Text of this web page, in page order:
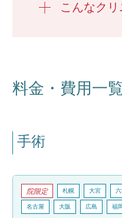
こんなクリ
料金・費用一
手術
院限定 札幌 大宮
名古屋 大阪 広島 福岡